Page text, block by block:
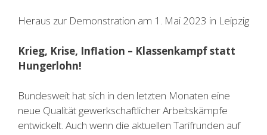
Heraus zur Demonstration am 1. Mai 2023 in Leipzig
Krieg, Krise, Inflation – Klassenkampf statt
Hungerlohn!
Bundesweit hat sich in den letzten Monaten eine
neue Qualität gewerkschaftlicher Arbeitskämpfe
entwickelt. Auch wenn die aktuellen Tarifrunden auf